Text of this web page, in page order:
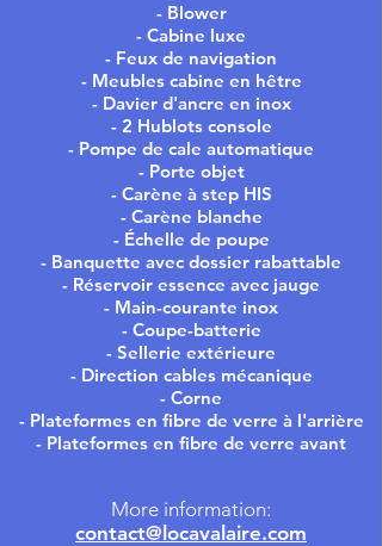
- Blower
- Cabine luxe
- Feux de navigation
- Meubles cabine en hêtre
- Davier d'ancre en inox
- 2 Hublots console
- Pompe de cale automatique
- Porte objet
- Carène à step HIS
- Carène blanche
- Échelle de poupe
- Banquette avec dossier rabattable
- Réservoir essence avec jauge
- Main-courante inox
- Coupe-batterie
- Sellerie extérieure
- Direction cables mécanique
- Corne
- Plateformes en fibre de verre à l'arrière
- Plateformes en fibre de verre avant
More information:
contact@locavalaire.com